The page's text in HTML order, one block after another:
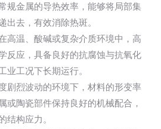
规金属的导热效率，能够将局部集
出去，有效消除热斑。
高温、酸碱或复杂介质环境中，高
反应，具备良好的抗腐蚀与抗氧化
业工况下长期运行。
剧烈波动的环境下，材料的形变率
或陶瓷部件保持良好的机械配合，
结构应力。